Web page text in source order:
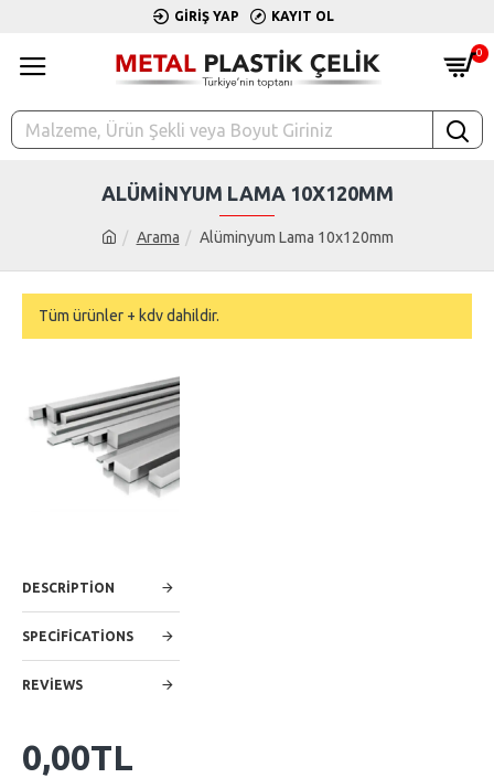
GIRIŞ YAP KAYIT OL
0
Arama Alüminyum Lama 10x120mm
ALÜMINYUM LAMA 10X120MM
Tüm ürünler + kdv dahildir.
DESCRIPTION
SPECIFICATIONS
REVIEWS
0,00TL